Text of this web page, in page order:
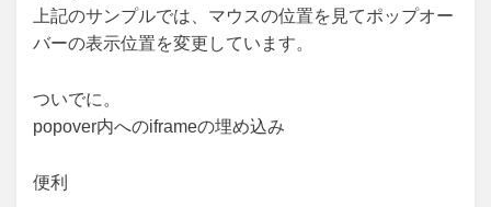
上記のサンプルでは、マウスの位置を見てポップオー
バーの表示位置を変更しています。
ついでに。
popover内へのiframeの埋め込み
便利